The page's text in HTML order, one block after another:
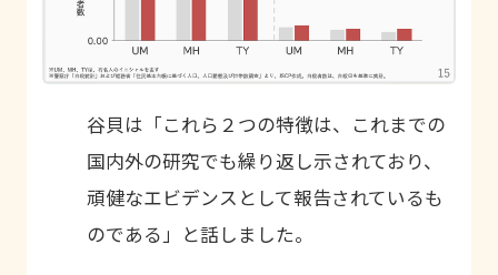
谷貝は「これら２つの特徴は、これまでの
国内外の研究でも繰り返し示されており、
頑健なエビデンスとして報告されているも
のである」と話しました。